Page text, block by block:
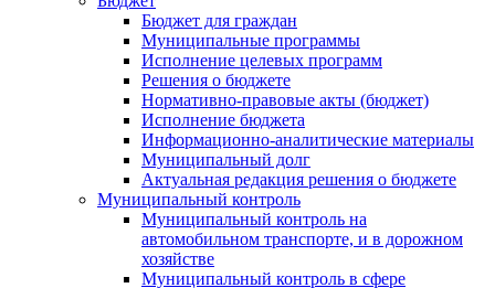
Бюджет для граждан
Муниципальные программы
Исполнение целевых программ
Решения о бюджете
Нормативно-правовые акты (бюджет)
Исполнение бюджета
Информационно-аналитические материалы
Муниципальный долг
Актуальная редакция решения о бюджете
Муниципальный контроль
Муниципальный контроль на
автомобильном транспорте, и в дорожном
хозяйстве
Муниципальный контроль в сфере